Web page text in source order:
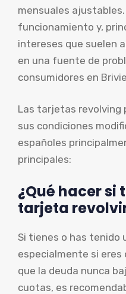
mensuales
funcionamiento y,
intereses que suelen
en una fuente de
consumidores en
Las tarjetas revolving
sus condiciones
españoles
principales:
¿Qué hacer si
tarjeta
Si tienes o has tenido
especialmente si eres
que la deuda nunca
cuotas, es